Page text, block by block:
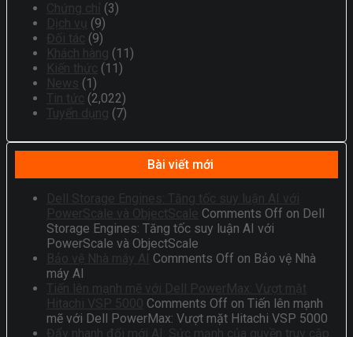
Chứng chỉ (3)
Dịch vụ (9)
Đối tác (9)
Khách hàng (11)
Kiến thức (11)
News (1)
Tin tức (2,022)
Tuyển dụng (7)
Bài viết mới
Dell Storage Engines: Tăng tốc suy luận AI với
PowerScale và ObjectScale Comments Off on Dell
Storage Engines: Tăng tốc suy luận AI với
PowerScale và ObjectScale
Bảo vệ Nhà máy AI Comments Off on Bảo vệ Nhà
máy AI
Tiến lên mạnh mẽ với Dell PowerMax: Vượt mặt
Hitachi VSP 5000 Comments Off on Tiến lên mạnh
mẽ với Dell PowerMax: Vượt mặt Hitachi VSP 5000
Đẩy nhanh đổi mới AI: Sức mạnh của quyền truy cập